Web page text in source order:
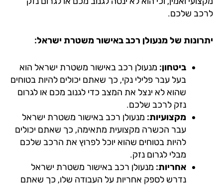
שלכם.
של מנעולן רכב באישור משטרת ישראל:
ביטחון:מנעולן רכב באישור משטרת ישראל הוא
בעל עבר פלילי נקי, כך שאתם יכולים להיות בטוחים
שהוא לא ינצל את המצב כדי לגנוב מכם או לגרום
נזק לרכב שלכם.
מקצועיות:מנעולן רכב באישור משטרת ישראל
עבר הכשרה מקצועית מתאימה, כך שאתם יכולים
להיות בטוחים שהוא יוכל לפרוץ את הרכב שלכם
מבלי לגרום נזק.
אחריות:מנעולן רכב באישור משטרת ישראל
נדרש לספק אחריות על העבודה שלו, כך שאתם